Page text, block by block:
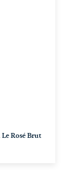
Rosé Brut